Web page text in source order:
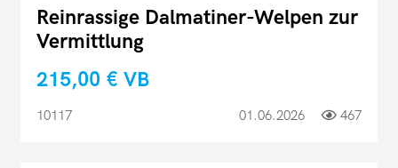
Reinrassige Dalmatiner-Welpen zur
Vermittlung
215,00 € VB
10117 01.06.2026 467